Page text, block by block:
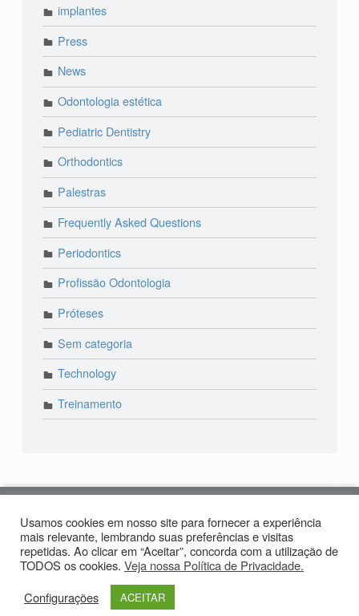
implantes
Press
News
Odontologia estética
Pediatric Dentistry
Orthodontics
Palestras
Frequently Asked Questions
Periodontics
Profissão Odontologia
Próteses
Sem categoria
Technology
Treinamento
© 2018 Lira Odonto | Paraíso: (11) 3373-4444 | Alto
de Pinheiros: (11) 2574-0958 | Produzido por:Tiago
Carvalho
Facebook LiraOdonto
Instagram LiraOdonto
Site LiraOdonto
Back to top ↑
Usamos cookies em nosso site para fornecer a experiência
mais relevante, lembrando suas preferências e visitas
repetidas. Ao clicar em “Aceitar”, concorda com a utilização de
TODOS os cookies. Veja nossa Política de Privacidade.
Configurações
ACEITAR